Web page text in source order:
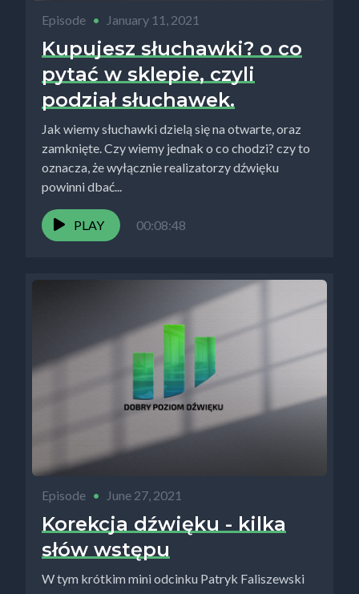
Episode • January 11, 2021
Kupujesz słuchawki? o co
pytać w sklepie, czyli
podział słuchawek.
Jak wiemy słuchawki dzielą się na otwarte, oraz
zamknięte. Czy wiemy jednak o co chodzi? czy to
oznacza, że wyłącznie realizatorzy dźwięku
powinni dbać...
PLAY 00:08:48
Episode • June 27, 2021
Korekcja dźwięku - kilka
słów wstępu
W tym krótkim mini odcinku Patryk Faliszewski